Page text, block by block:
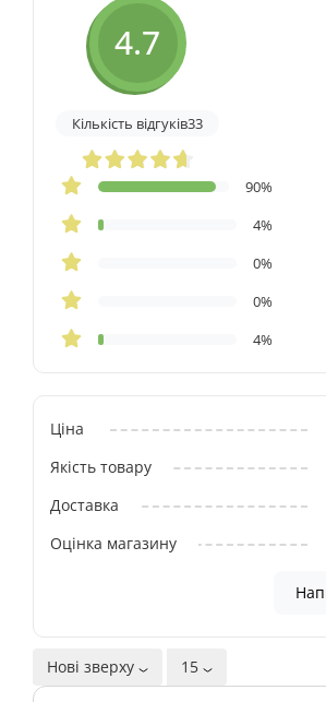
4.7
Кількість відгуків33
90%
4%
0%
0%
4%
Ціна
Якість товару
Доставка
Оцінка магазину
Нові зверху 15